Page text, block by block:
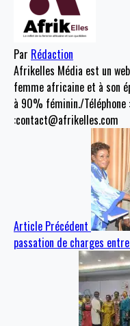
Par Rédaction
Afrikelles Média est un
femme africaine et à son
à 90% féminin./
:contact@afrikelles.com
Article Précédent
passation de charges